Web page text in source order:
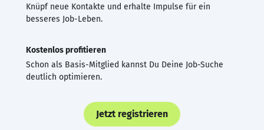
Knüpf neue Kontakte und erhalte Impulse für ein
besseres Job-Leben.
Kostenlos profitieren
Schon als Basis-Mitglied kannst Du Deine Job-Suche
deutlich optimieren.
Jetzt registrieren